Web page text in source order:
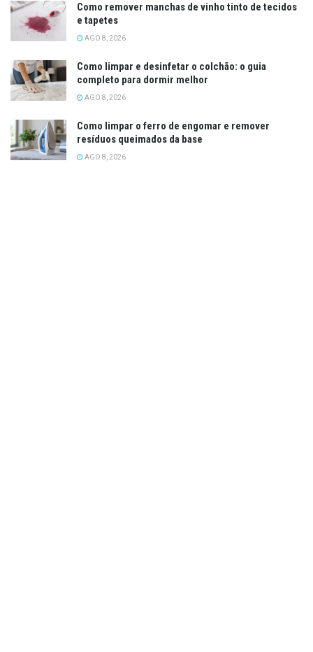
Como remover manchas de vinho tinto de tecidos
e tapetes
AGO 8, 2026
Como limpar e desinfetar o colchão: o guia
completo para dormir melhor
AGO 8, 2026
Como limpar o ferro de engomar e remover
resíduos queimados da base
AGO 8, 2026